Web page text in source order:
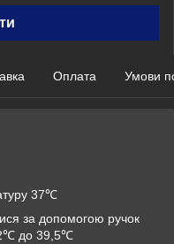
Оплата Умови
37℃
за допомогою ручок
до 39,5℃